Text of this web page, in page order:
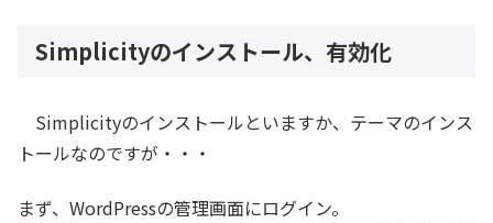
Simplicityのインストール、有効化
Simplicityのインストールといますか、テーマのインス
トールなのですが・・・
まず、WordPressの管理画面にログイン。